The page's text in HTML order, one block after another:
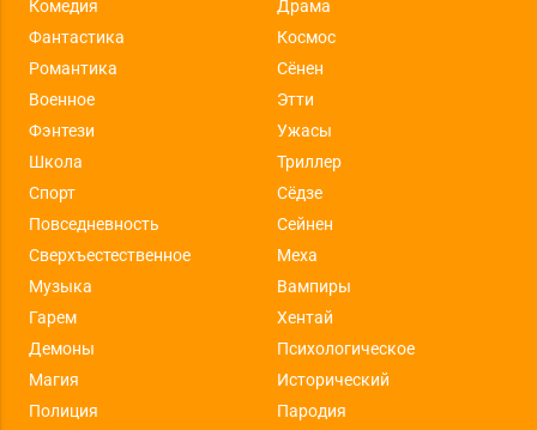
Комедия
Драма
Фантастика
Космос
Романтика
Сёнен
Военное
Этти
Фэнтези
Ужасы
Школа
Триллер
Спорт
Сёдзе
Повседневность
Сейнен
Сверхъестественное
Меха
Музыка
Вампиры
Гарем
Хентай
Демоны
Психологическое
Магия
Исторический
Полиция
Пародия